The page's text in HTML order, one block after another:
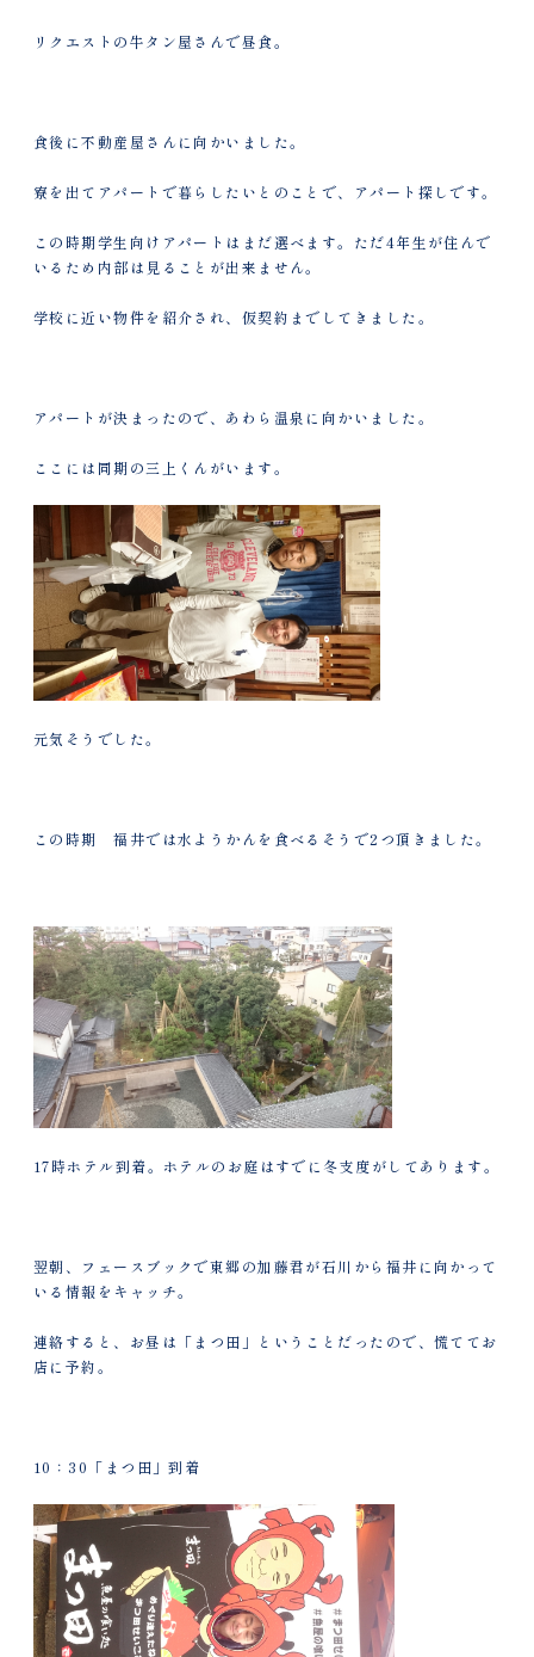
リクエストの牛タン屋さんで昼食。
食後に不動産屋さんに向かいました。
寮を出てアパートで暮らしたいとのことで、アパート探しです。
この時期学生向けアパートはまだ選べます。ただ4年生が住んで
いるため内部は見ることが出来ません。
学校に近い物件を紹介され、仮契約までしてきました。
アパートが決まったので、あわら温泉に向かいました。
ここには同期の三上くんがいます。
元気そうでした。
この時期 福井では水ようかんを食べるそうで2つ頂きました。
17時ホテル到着。ホテルのお庭はすでに冬支度がしてあります。
翌朝、フェースブックで東郷の加藤君が石川から福井に向かって
いる情報をキャッチ。
連絡すると、お昼は「まつ田」ということだったので、慌ててお
店に予約。
10：30「まつ田」到着